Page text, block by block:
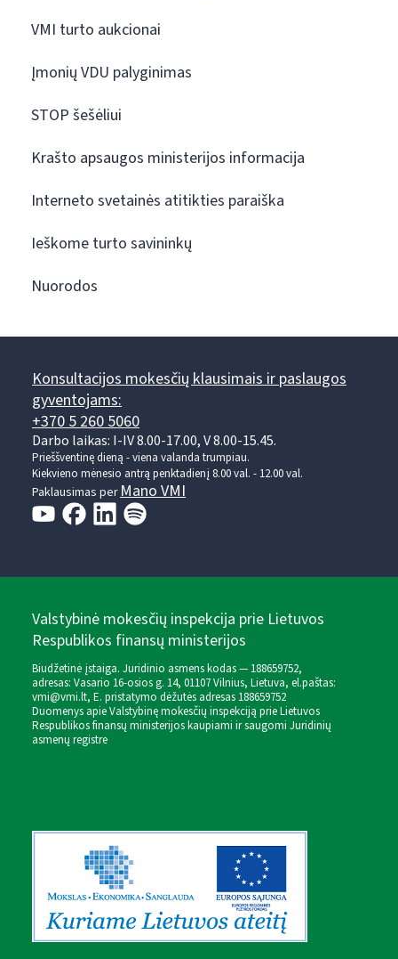
VMI turto aukcionai
Įmonių VDU palyginimas
STOP šešėliui
Krašto apsaugos ministerijos informacija
Interneto svetainės atitikties paraiška
Ieškome turto savininkų
Nuorodos
Konsultacijos mokesčių klausimais ir paslaugos
gyventojams:
+370 5 260 5060
Darbo laikas: I-IV 8.00-17.00, V 8.00-15.45.
Prieššventinę dieną - viena valanda trumpiau.
Kiekvieno mėnesio antrą penktadienį 8.00 val. - 12.00 val.
Paklausimas perMano VMI
Valstybinė mokesčių inspekcija prie Lietuvos
Respublikos finansų ministerijos
Biudžetinė įstaiga. Juridinio asmens kodas — 188659752,
adresas: Vasario 16-osios g. 14, 01107 Vilnius, Lietuva, el.paštas:
vmi@vmi.lt, E. pristatymo dėžutės adresas 188659752
Duomenys apie Valstybinę mokesčių inspekciją prie Lietuvos
Respublikos finansų ministerijos kaupiami ir saugomi Juridinių
asmenų registre